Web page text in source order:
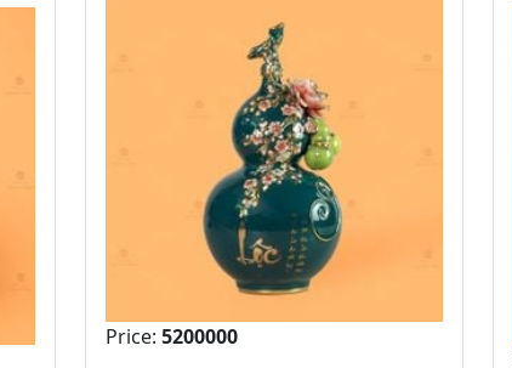
Price: 5200000